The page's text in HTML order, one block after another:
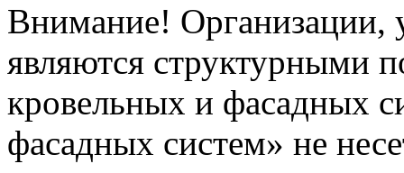
Внимание! Организации,
являются структурными
кровельных и фасадных
фасадных систем» не